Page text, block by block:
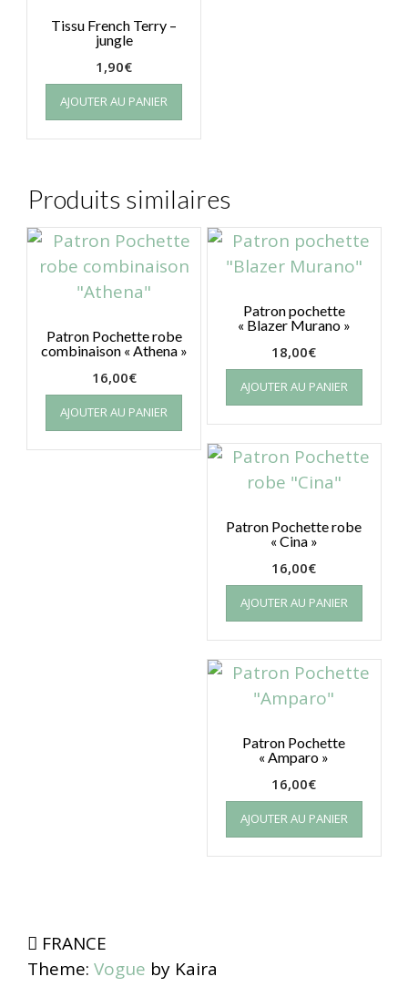
Tissu French Terry –
jungle
1,90€
AJOUTER AU PANIER
Produits similaires
Patron Pochette robe
combinaison « Athena »
16,00€
AJOUTER AU PANIER
Patron pochette
« Blazer Murano »
18,00€
AJOUTER AU PANIER
Patron Pochette robe
« Cina »
16,00€
AJOUTER AU PANIER
Patron Pochette
« Amparo »
16,00€
AJOUTER AU PANIER
FRANCE
Theme: Vogue by Kaira